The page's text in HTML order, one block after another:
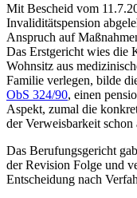
Mit Bescheid vom
Invaliditätspension
Anspruch auf
Das Erstgericht wies die
Wohnsitz aus
Familie verlegen, bilde
ObS 324/90, einen
Aspekt, zumal die
der Verweisbarkeit
Das Berufungsgericht
der Revision Folge und
Entscheidung nach